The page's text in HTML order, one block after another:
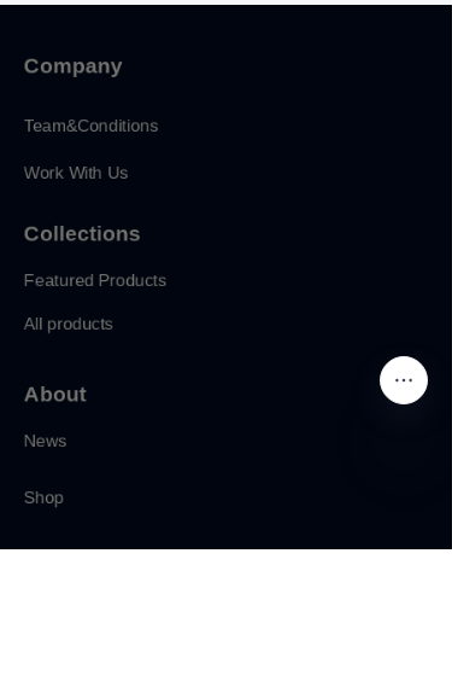
Company
Team&Conditions
Work With Us
Collections
Featured Products
All products
About
News
Shop
CN